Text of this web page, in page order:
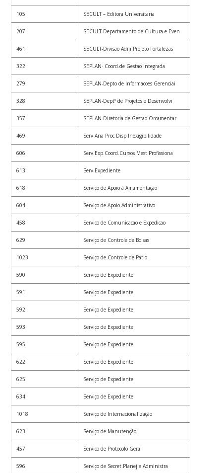
105 SECULT – Editora Universitaria
207 SECULT-Departamento de Cultura e Even
461 SECULT-Divisao Adm.Projeto Fortalezas
322 SEPLAN- Coord.de Gestao Integrada
279 SEPLAN-Depto de Informacoes Gerenciai
328 SEPLAN-Deptº de Projetos e Desenvolvi
357 SEPLAN-Diretoria de Gestao Orcamentar
469 Serv Ana Proc Disp Inexigibilidade
606 Serv.Exp.Coord.Cursos Mest.Profissiona
613 Serv.Expediente
618 Serviço de Apoio à Amamentação
604 Serviço de Apoio Administrativo
458 Servico de Comunicacao e Expedicao
629 Serviço de Controle de Bolsas
1023 Serviço de Controle de Pátio
590 Serviço de Expediente
591 Serviço de Expediente
592 Serviço de Expediente
593 Serviço de Expediente
595 Serviço de Expediente
622 Serviço de Expediente
625 Serviço de Expediente
634 Serviço de Expediente
1018 Serviço de Internacionalização
623 Serviço de Manutenção
457 Servico de Protocolo Geral
596 Serviço de Secret.Planej.e Administra